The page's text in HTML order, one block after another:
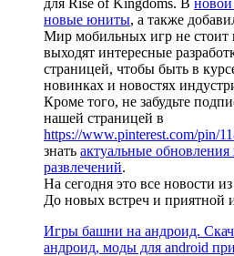
новые юниты, а также
Мир мобильных игр не стоит
выходят интересные
страницей, чтобы быть в
новинках и новостях
Кроме того, не забудьте
нашей страницей в
https://www.pinterest.com/pin/
знать актуальные
развлечений.
На сегодня это все новости
До новых встреч и приятной
Игры башни на андроид.
андроид, моды для android